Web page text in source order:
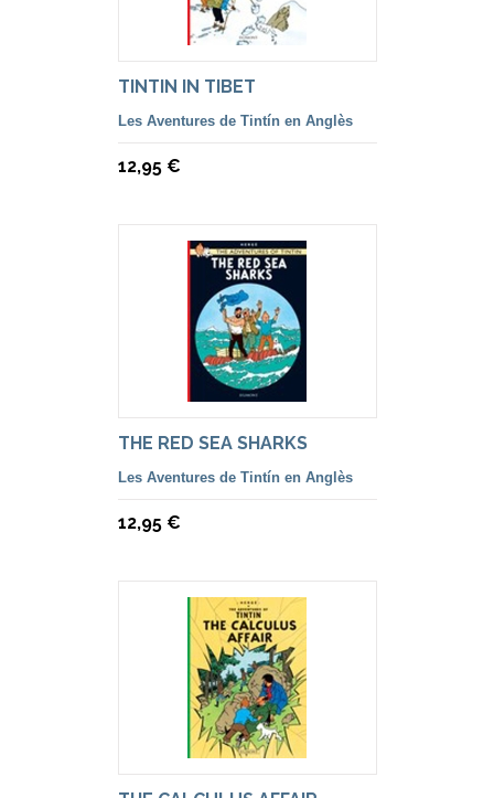
TINTIN IN TIBET
Les Aventures de Tintín en Anglès
12,95 €
THE RED SEA SHARKS
Les Aventures de Tintín en Anglès
12,95 €